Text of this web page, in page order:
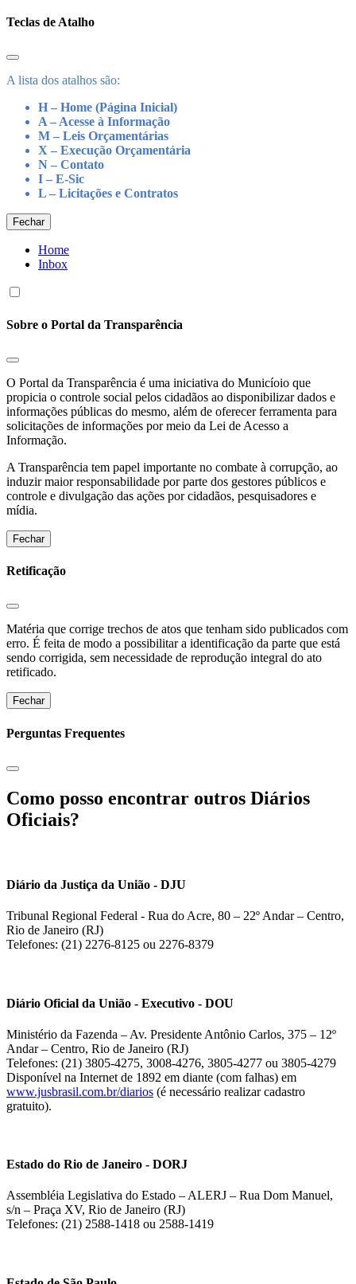
Teclas de Atalho
A lista dos atalhos são:
H – Home (Página Inicial)
A – Acesse à Informação
M – Leis Orçamentárias
X – Execução Orçamentária
N – Contato
I – E-Sic
L – Licitações e Contratos
Fechar
Home
Inbox
Sobre o Portal da Transparência
O Portal da Transparência é uma iniciativa do Municíoio que
propicia o controle social pelos cidadãos ao disponibilizar dados e
informações públicas do mesmo, além de oferecer ferramenta para
solicitações de informações por meio da Lei de Acesso a
Informação.
A Transparência tem papel importante no combate à corrupção, ao
induzir maior responsabilidade por parte dos gestores públicos e
controle e divulgação das ações por cidadãos, pesquisadores e
mídia.
Fechar
Retificação
Matéria que corrige trechos de atos que tenham sido publicados com
erro. É feita de modo a possibilitar a identificação da parte que está
sendo corrigida, sem necessidade de reprodução integral do ato
retificado.
Fechar
Perguntas Frequentes
Como posso encontrar outros Diários
Oficiais?
Diário da Justiça da União - DJU
Tribunal Regional Federal - Rua do Acre, 80 – 22º Andar – Centro,
Rio de Janeiro (RJ)
Telefones: (21) 2276-8125 ou 2276-8379
Diário Oficial da União - Executivo - DOU
Ministério da Fazenda – Av. Presidente Antônio Carlos, 375 – 12º
Andar – Centro, Rio de Janeiro (RJ)
Telefones: (21) 3805-4275, 3008-4276, 3805-4277 ou 3805-4279
Disponível na Internet de 1892 em diante (com falhas) em
www.jusbrasil.com.br/diarios (é necessário realizar cadastro
gratuito).
Estado do Rio de Janeiro - DORJ
Assembléia Legislativa do Estado – ALERJ – Rua Dom Manuel,
s/n – Praça XV, Rio de Janeiro (RJ)
Telefones: (21) 2588-1418 ou 2588-1419